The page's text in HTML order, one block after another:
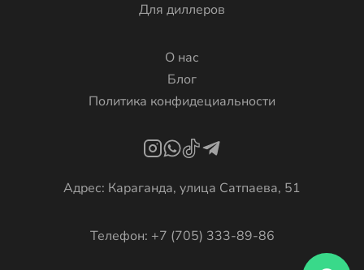
Для диллеров
О нас
Блог
Политика конфидециальности
Адрес: Караганда, улица Сатпаева, 51
Телефон: +7 (705) 333-89-86